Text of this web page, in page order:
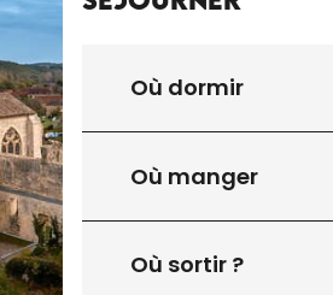
Où dormir
Où manger
Où sortir ?